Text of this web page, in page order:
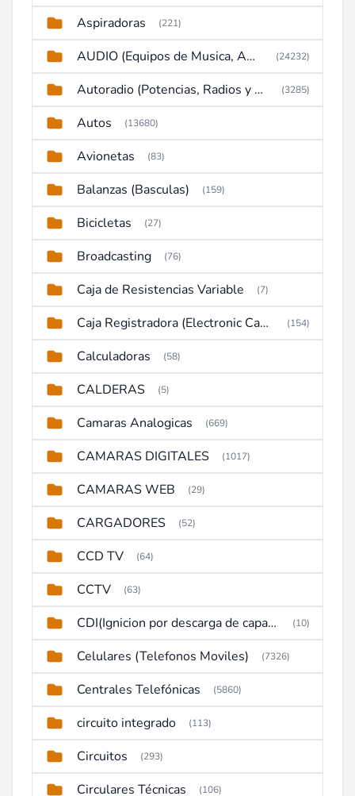
Aspiradoras (221)
AUDIO (Equipos de Musica, Amplificadores, Reproductores, Etc) (24232)
Autoradio (Potencias, Radios y DVD) (3285)
Autos (13680)
Avionetas (83)
Balanzas (Basculas) (159)
Bicicletas (27)
Broadcasting (76)
Caja de Resistencias Variable (7)
Caja Registradora (Electronic Cash Register) (154)
Calculadoras (58)
CALDERAS (5)
Camaras Analogicas (669)
CAMARAS DIGITALES (1017)
CAMARAS WEB (29)
CARGADORES (52)
CCD TV (64)
CCTV (63)
CDI(Ignicion por descarga de capacitor) (10)
Celulares (Telefonos Moviles) (7326)
Centrales Telefónicas (5860)
circuito integrado (113)
Circuitos (293)
Circulares Técnicas (106)